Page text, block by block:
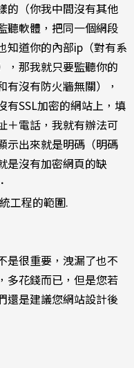
的（你我中間沒有其他
聽軟體，把同一個網段
知道你的內部ip（對有系
，那我就只要監聽你的
沒有防火牆無關），
有SSL加密的網站上，填
＋電話，我就有辦法可
示出來就是明碼（明碼
是沒有加密網頁的缺
工程的範圍.
是很重要，洩漏了也不
多花錢而已，但是您若
還是建議您網站設計後